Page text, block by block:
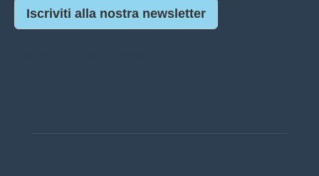
Iscriviti alla nostra newsletter